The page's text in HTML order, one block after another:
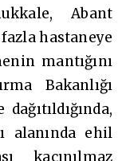
Abant
hastaneye
mantığını
Bakanlığı
alanında ehil
kaçınılmaz